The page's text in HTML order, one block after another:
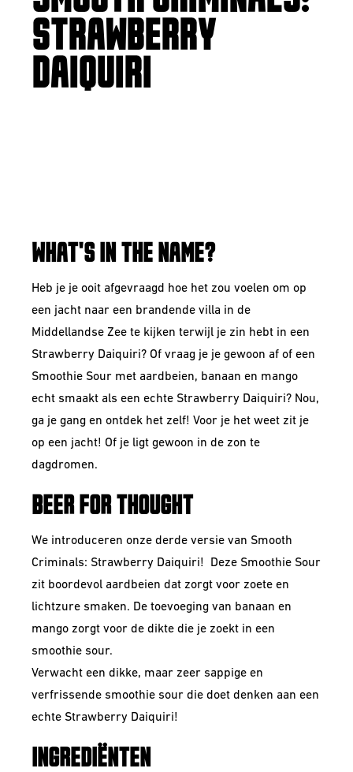
STRAWBERRY
DAIQUIRI
WHAT'S IN THE NAME?
Heb je je ooit afgevraagd hoe het zou voelen om op
een jacht naar een brandende villa in de
Middellandse Zee te kijken terwijl je zin hebt in een
Strawberry Daiquiri? Of vraag je je gewoon af of een
Smoothie Sour met aardbeien, banaan en mango
echt smaakt als een echte Strawberry Daiquiri? Nou,
ga je gang en ontdek het zelf! Voor je het weet zit je
op een jacht! Of je ligt gewoon in de zon te
dagdromen.
BEER FOR THOUGHT
We introduceren onze derde versie van Smooth
Criminals: Strawberry Daiquiri! Deze Smoothie Sour
zit boordevol aardbeien dat zorgt voor zoete en
lichtzure smaken. De toevoeging van banaan en
mango zorgt voor de dikte die je zoekt in een
smoothie sour.
Verwacht een dikke, maar zeer sappige en
verfrissende smoothie sour die doet denken aan een
echte Strawberry Daiquiri!
INGREDIËNTEN